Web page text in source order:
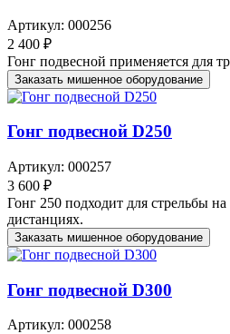
Артикул: 000256
2 400 ₽
Гонг подвесной применяется для
Заказать мишенное оборудование
Гонг подвесной D250
Артикул: 000257
3 600 ₽
Гонг 250 подходит для стрельбы
дистанциях.
Заказать мишенное оборудование
Гонг подвесной D300
Артикул: 000258